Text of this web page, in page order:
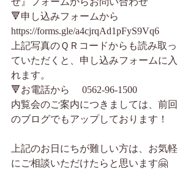
🔻申し込みフォームから
https://forms.gle/a4cjrqAd1pFyS9Vq6
上記写真のＱＲコードからも読み取っ
ていただくと、申し込みフォームに入
れます。
🔻お電話から 　0562-96-1500
内覧会のご案内につきましては、前回
のブログでもアップしております！
上記のお日にちが難しい方は、お気軽
にご相談いただけたらと思います🤗